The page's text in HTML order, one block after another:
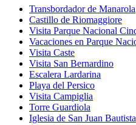
Transbordador de Manarola
Castillo de Riomaggiore
Visita Parque Nacional
Vacaciones en Parque
Visita Caste
Visita San Bernardino
Escalera Lardarina
Playa del Persico
Visita Campiglia
Torre Guardiola
Iglesia de San Juan Bautista